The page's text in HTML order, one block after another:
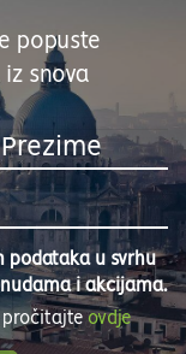
popuste
snova
podataka u svrhu
i akcijama.
pročitajteovdje